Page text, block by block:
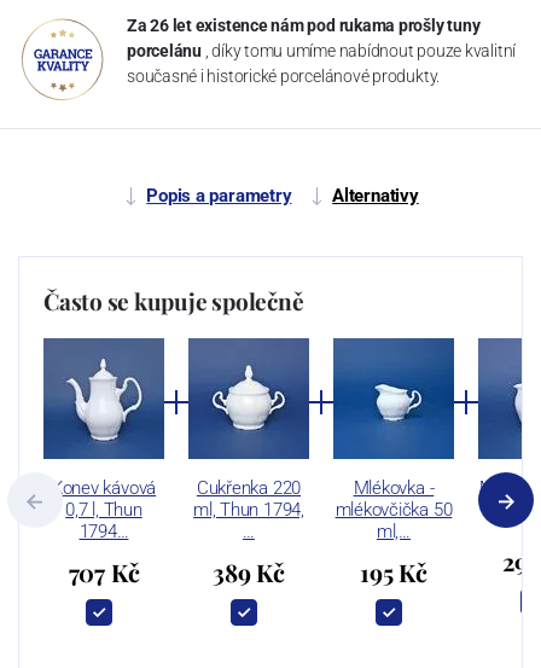
Za 26 let existence nám pod rukama prošly tuny
porcelánu , díky tomu umíme nabídnout pouze kvalitní
současné i historické porcelánové produkty.
Popis a parametry Alternativy
Často se kupuje společně
Konev kávová
0,7 l, Thun
1794…
707 Kč
Cukřenka 220
ml, Thun 1794,
…
389 Kč
Mlékovka -
mlékovčička 50
ml,…
195 Kč
Thun